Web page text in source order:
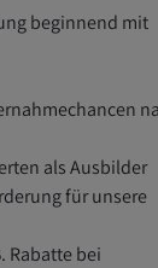
beginnend mit
als Ausbilder
für unsere
Rabatte bei